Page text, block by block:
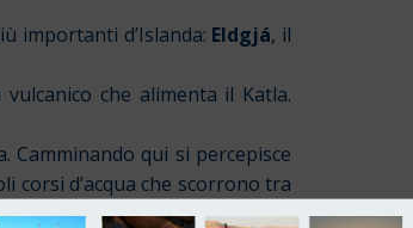
importanti d’Islanda: Eldgjá, il
che alimenta il Katla.
qui si percepisce
corsi d’acqua che scorrono tra